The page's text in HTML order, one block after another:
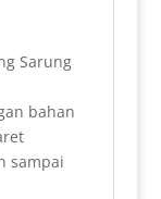
Sarung
bahan
sampai